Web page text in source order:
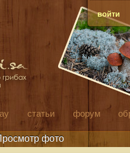
войти
статьи форум
фото